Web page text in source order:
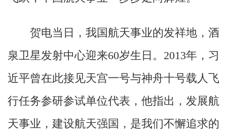
贺电当日，我国航天事业的发祥地，酒
泉卫星发射中心迎来60岁生日。2013年，习
近平曾在此接见天宫一号与神舟十号载人飞
行任务参研参试单位代表，他指出，发展航
天事业，建设航天强国，是我们不懈追求的